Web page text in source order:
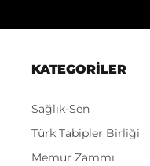
KATEGORİLER
Sağlık-Sen
Türk Tabipler Birliği
Memur Zammı